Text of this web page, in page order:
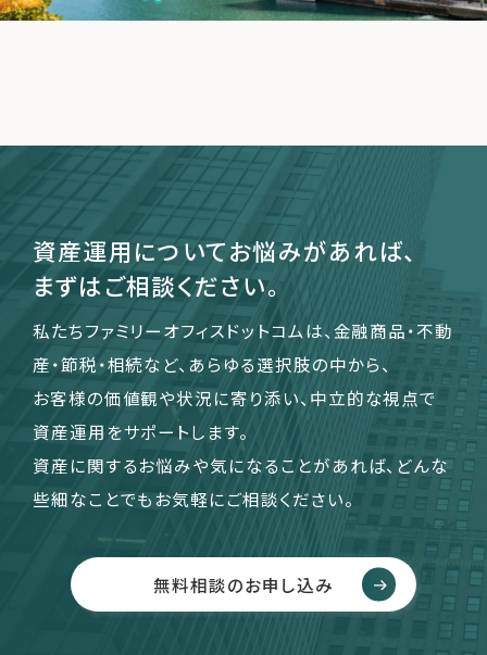
メールマガジン登録
資産運用についてお悩みがあれば、
まずはご相談ください。
私たちファミリーオフィスドットコムは、金融商品・不動
産・節税・相続など、あらゆる選択肢の中から、
お客様の価値観や状況に寄り添い、中立的な視点で
資産運用をサポートします。
資産に関するお悩みや気になることがあれば、どんな
些細なことでもお気軽にご相談ください。
無料相談のお申し込み